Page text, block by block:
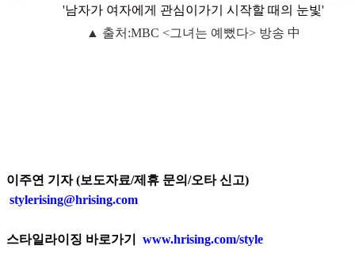
'남자가 여자에게 관심이가기 시작할 때의 눈빛'
▲ 출처:MBC <그녀는 예뻤다> 방송 中
이주연 기자 (보도자료/제휴 문의/오타 신고)
stylerising@hrising.com
스타일라이징 바로가기 www.hrising.com/style